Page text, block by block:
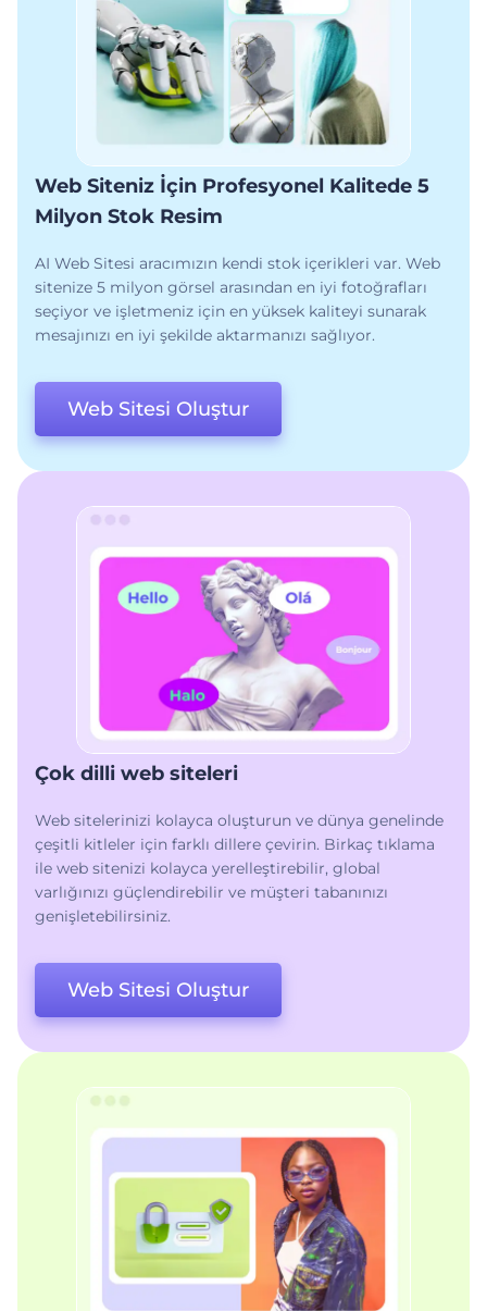
Web Siteniz İçin Profesyonel Kalitede 5
Milyon Stok Resim
AI Web Sitesi aracımızın kendi stok içerikleri var. Web
sitenize 5 milyon görsel arasından en iyi fotoğrafları
seçiyor ve işletmeniz için en yüksek kaliteyi sunarak
mesajınızı en iyi şekilde aktarmanızı sağlıyor.
Web Sitesi Oluştur
Çok dilli web siteleri
Web sitelerinizi kolayca oluşturun ve dünya genelinde
çeşitli kitleler için farklı dillere çevirin. Birkaç tıklama
ile web sitenizi kolayca yerelleştirebilir, global
varlığınızı güçlendirebilir ve müşteri tabanınızı
genişletebilirsiniz.
Web Sitesi Oluştur